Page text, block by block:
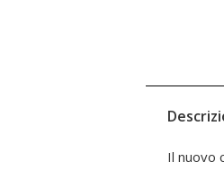
Il nuovo